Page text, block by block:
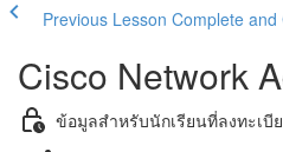
Previous Lesson Complete and
Cisco Network
ข้อมูลสำหรับนักเรียนที่ลงทะเบี